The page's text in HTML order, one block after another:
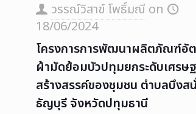
วรรณ์วิสาข์ โพธิ์มณี on
18/06/2024
โครงการการพัฒนาผลิตภัณฑ์
ผ้ามัดย้อมบัวปทุมยกระดับเศรษ
สร้างสรรค์ของชุมชน ตำบลบึงส
ธัญบุรี จังหวัดปทุมธานี